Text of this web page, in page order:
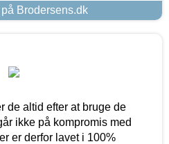
Brodersens.dk
de altid efter at bruge de
ikke på kompromis med
er derfor lavet i 100%